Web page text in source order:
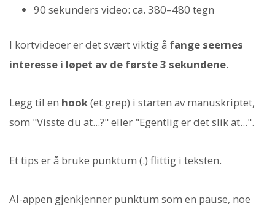
90 sekunders video: ca. 380–480 tegn
I kortvideoer er det svært viktig å fange seernes
interesse i løpet av de første 3 sekundene.
Legg til en hook(et grep) i starten av manuskriptet,
som "Visste du at...?" eller "Egentlig er det slik at...".
Et tips er å bruke punktum (.) flittig i teksten.
AI-appen gjenkjenner punktum som en pause, noe